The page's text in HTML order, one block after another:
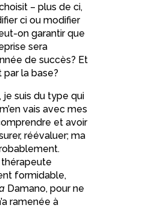
– plus de ci,
ci ou modifier
on garantir que
sera
de succès? Et
la base?
suis du type qui
vais avec mes
et avoir
réévaluer; ma
formidable,
Damano, pour ne
ramenée à